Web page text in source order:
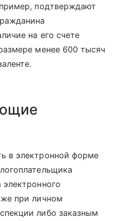
подтверждают
на его счете
менее 600 тысяч
в электронной форме
при личном
либо заказным